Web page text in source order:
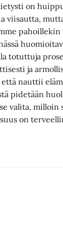
on
viisautta,
pahoillekin
totuttuja
ja
että nauttii
pidetään
valita, milloin
on